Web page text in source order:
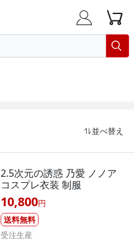
 

並べ替え
2.5次元の誘惑 乃愛 ノノア
コスプレ衣装 制服
10,800円
送料無料
受注生産